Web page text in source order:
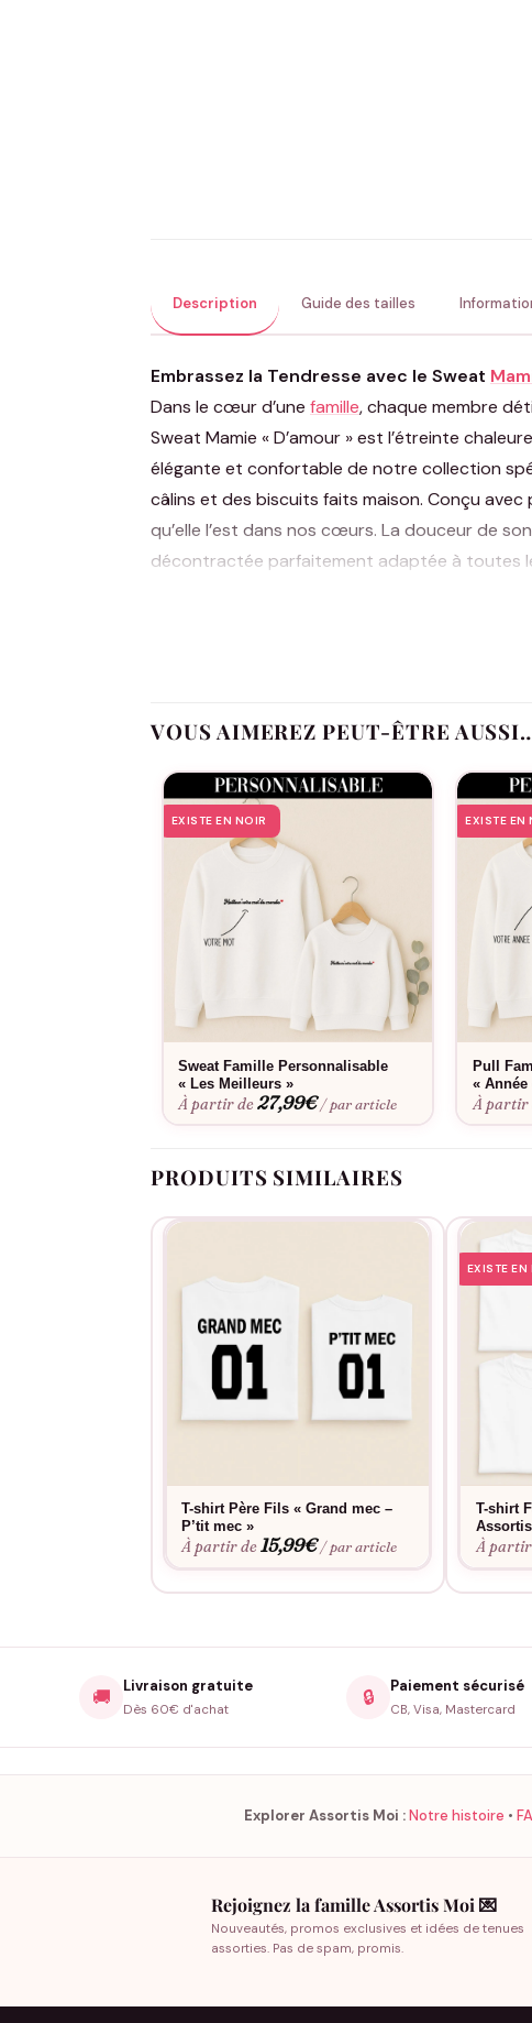
Description Guide des tailles
Embrassez la Tendresse avec le Sweat
Dans le cœur d’une famille, chaque membre
Sweat Mamie « D’amour » est l’étreinte
élégante et confortable de notre collection
câlins et des biscuits faits maison. Conçu
qu’elle l’est dans nos cœurs. La douceur de
décontractée parfaitement adaptée à toutes
Offrir le Sweat Mamie « D’amour » de la
collection personnalisable « spécial Mamie »
Sweat Mamie « D’amour » en est la pièce
vous ne partagez pas seulement un
VOUS AIMEREZ PEUT-ÊTRE
EXISTE EN NOIR
Sweat Famille Personnalisable
« Les Meilleurs »
À partir de27,99€ / par article
EXISTE EN
Pull
« Année
À partir
PRODUITS SIMILAIRES
T-shirt Père Fils « Grand mec –
P’tit mec »
À partir de15,99€ / par article
EXISTE EN
T-shirt
À
🚚 Livraison gratuite
Dès 60€ d'achat
🔒 Paiement sécurisé
CB, Visa, Mastercard
Explorer Assortis Moi :Notre histoire •
Rejoignez la famille Assortis Moi 💌
Nouveautés, promos exclusives et idées de tenues
assorties. Pas de spam, promis.